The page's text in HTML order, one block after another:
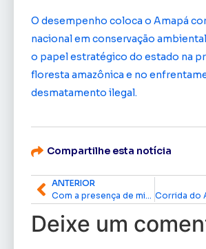
O desempenho coloca o Amapá
nacional em conservação
o papel estratégico do estado na
floresta amazônica e no
desmatamento ilegal.
Compartilhe esta notícia
ANTERIOR
Com a presença de ministros, programa ‘Brasil na Rua’ leva serviços públicos à população de Macapá
Deixe um